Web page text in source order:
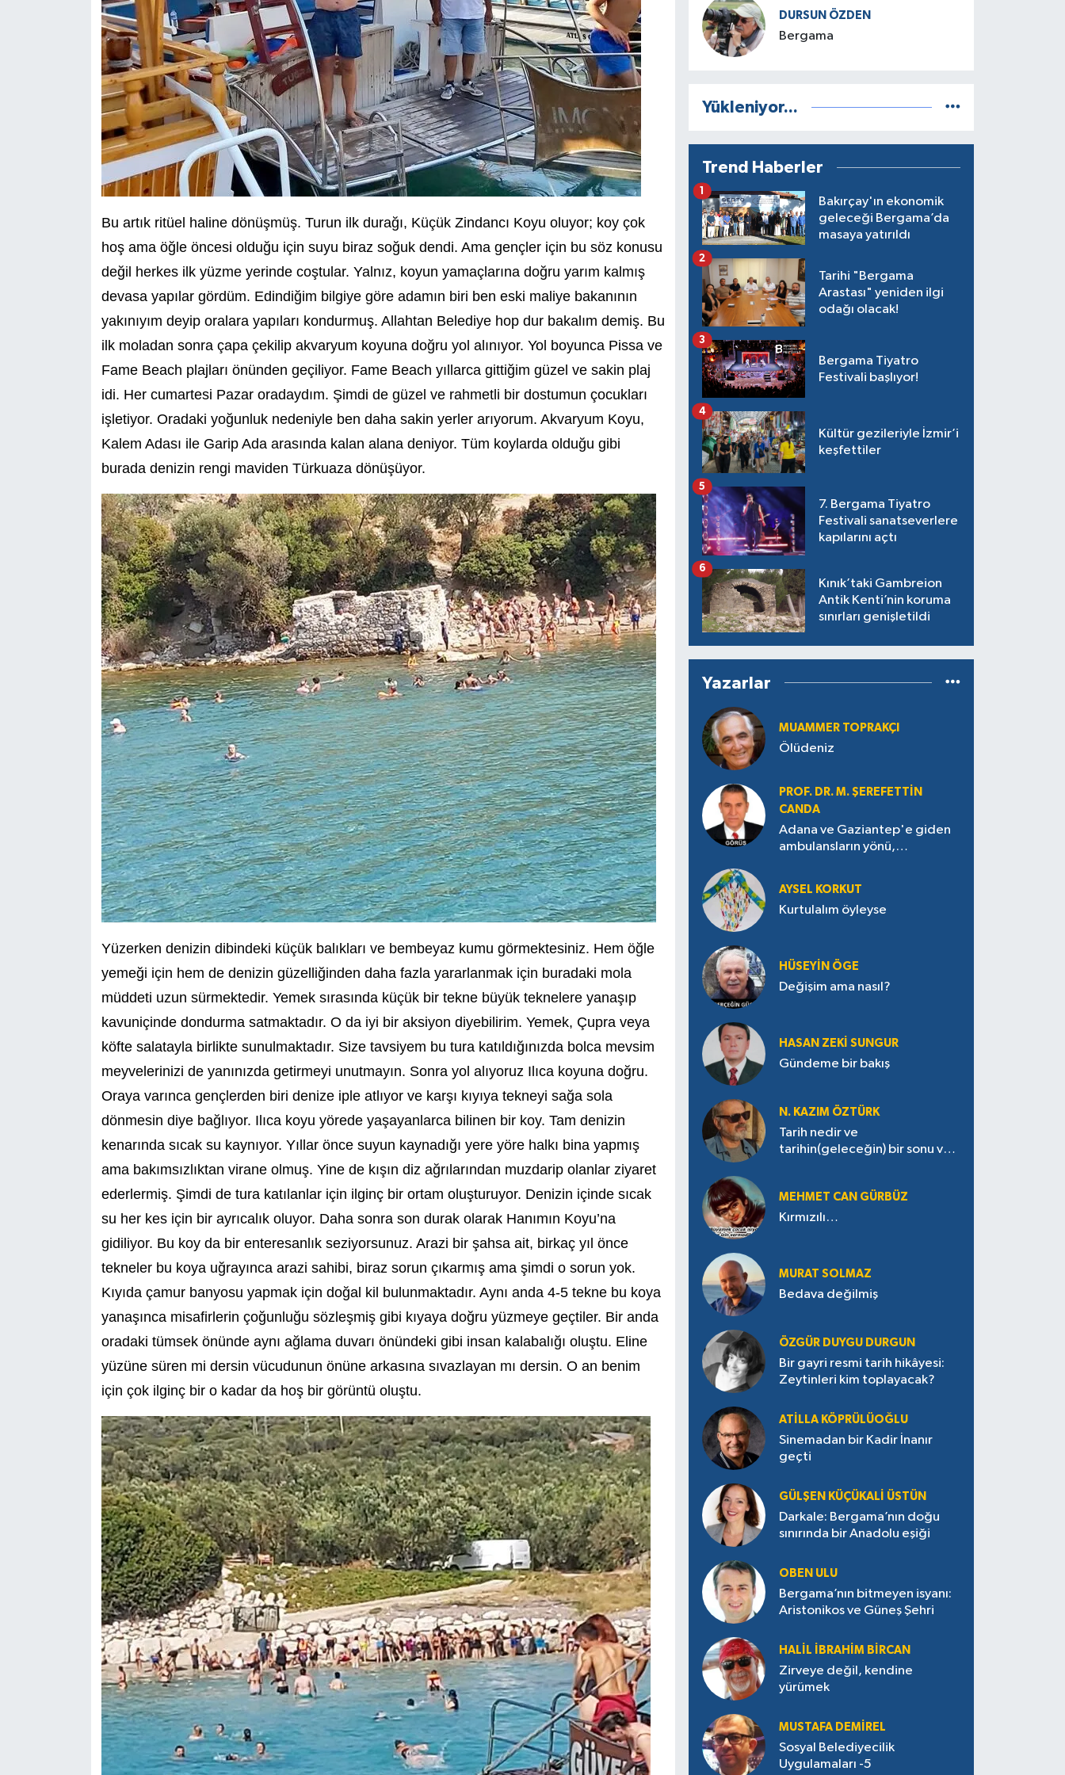
Bu artık ritüel haline dönüşmüş. Turun ilk durağı, Küçük Zindancı Koyu oluyor; koy çok
hoş ama öğle öncesi olduğu için suyu biraz soğuk dendi. Ama gençler için bu söz konusu
değil herkes ilk yüzme yerinde coştular. Yalnız, koyun yamaçlarına doğru yarım kalmış
devasa yapılar gördüm. Edindiğim bilgiye göre adamın biri ben eski maliye bakanının
yakınıyım deyip oralara yapıları kondurmuş. Allahtan Belediye hop dur bakalım demiş. Bu
ilk moladan sonra çapa çekilip akvaryum koyuna doğru yol alınıyor. Yol boyunca Pissa ve
Fame Beach plajları önünden geçiliyor. Fame Beach yıllarca gittiğim güzel ve sakin plaj
idi. Her cumartesi Pazar oradaydım. Şimdi de güzel ve rahmetli bir dostumun çocukları
işletiyor. Oradaki yoğunluk nedeniyle ben daha sakin yerler arıyorum. Akvaryum Koyu,
Kalem Adası ile Garip Ada arasında kalan alana deniyor. Tüm koylarda olduğu gibi
burada denizin rengi maviden Türkuaza dönüşüyor.
Yüzerken denizin dibindeki küçük balıkları ve bembeyaz kumu görmektesiniz. Hem öğle
yemeği için hem de denizin güzelliğinden daha fazla yararlanmak için buradaki mola
müddeti uzun sürmektedir. Yemek sırasında küçük bir tekne büyük teknelere yanaşıp
kavuniçinde dondurma satmaktadır. O da iyi bir aksiyon diyebilirim. Yemek, Çupra veya
köfte salatayla birlikte sunulmaktadır. Size tavsiyem bu tura katıldığınızda bolca mevsim
meyvelerinizi de yanınızda getirmeyi unutmayın. Sonra yol alıyoruz Ilıca koyuna doğru.
Oraya varınca gençlerden biri denize iple atlıyor ve karşı kıyıya tekneyi sağa sola
dönmesin diye bağlıyor. Ilıca koyu yörede yaşayanlarca bilinen bir koy. Tam denizin
kenarında sıcak su kaynıyor. Yıllar önce suyun kaynadığı yere yöre halkı bina yapmış
ama bakımsızlıktan virane olmuş. Yine de kışın diz ağrılarından muzdarip olanlar ziyaret
ederlermiş. Şimdi de tura katılanlar için ilginç bir ortam oluşturuyor. Denizin içinde sıcak
su her kes için bir ayrıcalık oluyor. Daha sonra son durak olarak Hanımın Koyu’na
gidiliyor. Bu koy da bir enteresanlık seziyorsunuz. Arazi bir şahsa ait, birkaç yıl önce
tekneler bu koya uğrayınca arazi sahibi, biraz sorun çıkarmış ama şimdi o sorun yok.
Kıyıda çamur banyosu yapmak için doğal kil bulunmaktadır. Aynı anda 4-5 tekne bu koya
yanaşınca misafirlerin çoğunluğu sözleşmiş gibi kıyaya doğru yüzmeye geçtiler. Bir anda
oradaki tümsek önünde aynı ağlama duvarı önündeki gibi insan kalabalığı oluştu. Eline
yüzüne süren mi dersin vücudunun önüne arkasına sıvazlayan mı dersin. O an benim
için çok ilginç bir o kadar da hoş bir görüntü oluştu.
DURSUN ÖZDEN
Bergama
Yükleniyor...
Trend Haberler
Bakırçay'ın ekonomik
geleceği Bergama’da
masaya yatırıldı
1
Tarihi "Bergama
Arastası" yeniden ilgi
odağı olacak!
2
Bergama Tiyatro
Festivali başlıyor!
3
Kültür gezileriyle İzmir’i
keşfettiler
4
7. Bergama Tiyatro
Festivali sanatseverlere
kapılarını açtı
5
Kınık’taki Gambreion
Antik Kenti’nin koruma
sınırları genişletildi
6
Yazarlar
MUAMMER TOPRAKÇI
Ölüdeniz
PROF. DR. M. ŞEREFETTIN
CANDA
Adana ve Gaziantep'e giden
ambulansların yönü,
AYSEL KORKUT
Kurtulalım öyleyse
HÜSEYIN ÖGE
Değişim ama nasıl?
HASAN ZEKI SUNGUR
Gündeme bir bakış
N. KAZIM ÖZTÜRK
Tarih nedir ve
tarihin(geleceğin) bir sonu var
MEHMET CAN GÜRBÜZ
Kırmızılı…
MURAT SOLMAZ
Bedava değilmiş
ÖZGÜR DUYGU DURGUN
Bir gayri resmi tarih hikâyesi:
Zeytinleri kim toplayacak?
ATILLA KÖPRÜLÜOĞLU
Sinemadan bir Kadir İnanır
geçti
GÜLŞEN KÜÇÜKALI ÜSTÜN
Darkale: Bergama’nın doğu
sınırında bir Anadolu eşiği
OBEN ULU
Bergama’nın bitmeyen isyanı:
Aristonikos ve Güneş Şehri
HALIL İBRAHIM BIRCAN
Zirveye değil, kendine
yürümek
MUSTAFA DEMIREL
Sosyal Belediyecilik
Uygulamaları -5